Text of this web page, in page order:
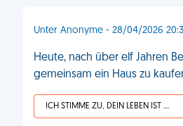
Unter Anonyme - 28/04/2026
Heute, nach über elf Jahren
gemeinsam ein Haus zu
ICH STIMME ZU, DEIN LEBEN IST SCHEISSE